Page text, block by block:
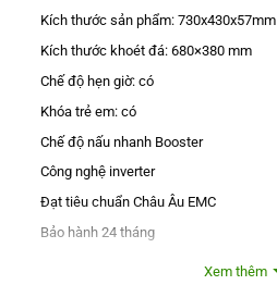
Kích thước sản phẩm: 730x430x57mm
Kích thước khoét đá: 680×380 mm
Chế độ hẹn giờ: có
Khóa trẻ em: có
Chế độ nấu nhanh Booster
Công nghệ inverter
Đạt tiêu chuẩn Châu Âu EMC
Bảo hành 24 tháng
Xem thêm